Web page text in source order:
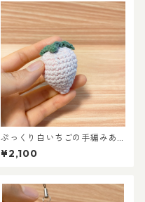
ぷっくり白いちごの手編みあ
みぐるみ
¥2,100